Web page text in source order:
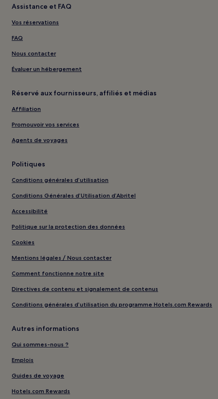
Assistance et FAQ
Vos réservations
FAQ
Nous contacter
Évaluer un hébergement
Réservé aux fournisseurs, affiliés et médias
Affiliation
Promouvoir vos services
Agents de voyages
Politiques
Conditions générales d’utilisation
Conditions Générales d’Utilisation d’Abritel
Accessibilité
Politique sur la protection des données
Cookies
Mentions légales / Nous contacter
Comment fonctionne notre site
Directives de contenu et signalement de contenus
Conditions générales d’utilisation du programme Hotels.com Rewards
Autres informations
Qui sommes-nous ?
Emplois
Guides de voyage
Hotels.com Rewards